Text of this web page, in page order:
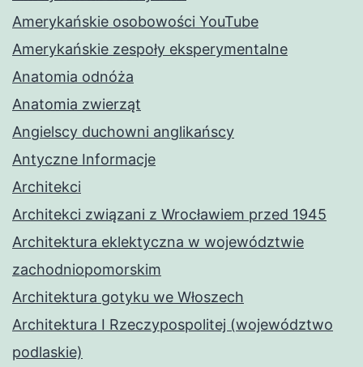
Amerykańskie osobowości YouTube
Amerykańskie zespoły eksperymentalne
Anatomia odnóża
Anatomia zwierząt
Angielscy duchowni anglikańscy
Antyczne Informacje
Architekci
Architekci związani z Wrocławiem przed 1945
Architektura eklektyczna w województwie
zachodniopomorskim
Architektura gotyku we Włoszech
Architektura I Rzeczypospolitej (województwo
podlaskie)